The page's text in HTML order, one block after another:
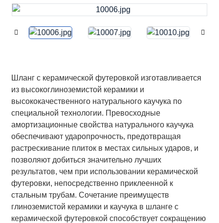
Шланг с керамической футеровкой изготавливается
из высокоглиноземистой керамики и
высококачественного натурального каучука по
специальной технологии. Превосходные
амортизационные свойства натурального каучука
обеспечивают ударопрочность, предотвращая
растрескивание плиток в местах сильных ударов, и
позволяют добиться значительно лучших
результатов, чем при использовании керамической
футеровки, непосредственно приклеенной к
стальным трубам. Сочетание преимуществ
глиноземистой керамики и каучука в шланге с
керамической футеровкой способствует сокращению